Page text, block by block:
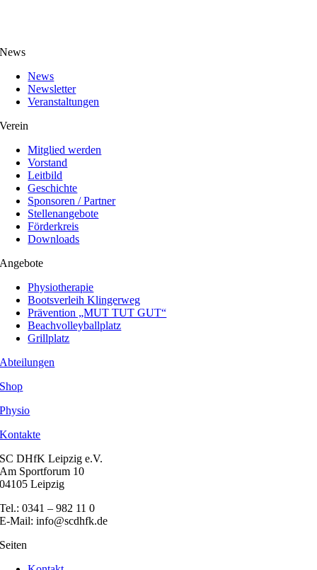
News
News
Newsletter
Veranstaltungen
Verein
Mitglied werden
Vorstand
Leitbild
Geschichte
Sponsoren / Partner
Stellenangebote
Förderkreis
Downloads
Angebote
Physiotherapie
Bootsverleih Klingerweg
Prävention „MUT TUT GUT“
Beachvolleyballplatz
Grillplatz
Abteilungen
Shop
Physio
Kontakte
SC DHfK Leipzig e.V.
Am Sportforum 10
04105 Leipzig
Tel.: 0341 – 982 11 0
E-Mail: info@scdhfk.de
Seiten